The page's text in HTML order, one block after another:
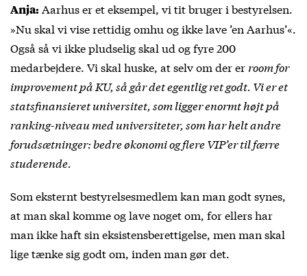
Anja:Aarhus er et eksempel, vi tit bruger i bestyrelsen.
»Nu skal vi vise rettidig omhu og ikke lave ’en Aarhus’«.
Også så vi ikke pludselig skal ud og fyre 200
medarbejdere. Vi skal huske, at selv om der er room for
improvementpå KU, så går det egentlig ret godt. Vi er et
statsfinansieret universitet, som ligger enormt højt på
ranking-niveau med universiteter, som har helt andre
forudsætninger: bedre økonomi og flere VIP’er til færre
studerende.
Som eksternt bestyrelsesmedlem kan man godt synes,
at man skal komme og lave noget om, for ellers har
man ikke haft sin eksistensberettigelse, men man skal
lige tænke sig godt om, inden man gør det.